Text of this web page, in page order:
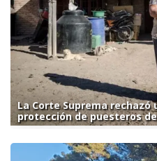
La Corte Suprema
protección de puesteros